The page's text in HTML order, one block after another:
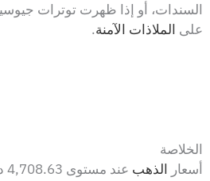
السندات، أو إذا ظهرت توترات
على الملاذات الآمنة.
الخلاصة
أسعار الذهب